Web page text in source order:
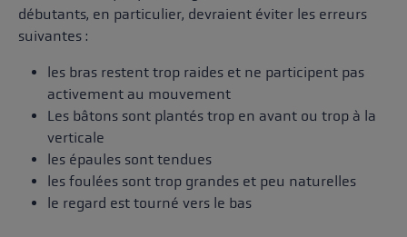
débutants, en particulier, devraient éviter les erreurs
suivantes :
les bras restent trop raides et ne participent pas
activement au mouvement
Les bâtons sont plantés trop en avant ou trop à la
verticale
les épaules sont tendues
les foulées sont trop grandes et peu naturelles
le regard est tourné vers le bas